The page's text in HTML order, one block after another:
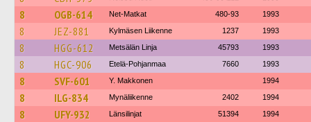
8 OGB-614 Net-Matkat 480-93 1993
8 JEZ-881 Kylmäsen Liikenne 1237 1993
8 HGG-612 Metsälän Linja 45793 1993
8 HGC-906 Etelä-Pohjanmaa 7660 1993
8 SVF-601 Y. Makkonen 1994
8 ILG-834 Mynäliikenne 2402 1994
8 UFY-932 Länsilinjat 51394 1994